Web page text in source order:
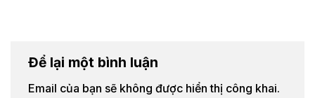
Để lại một bình luận
Email của bạn sẽ không được hiển thị công khai.